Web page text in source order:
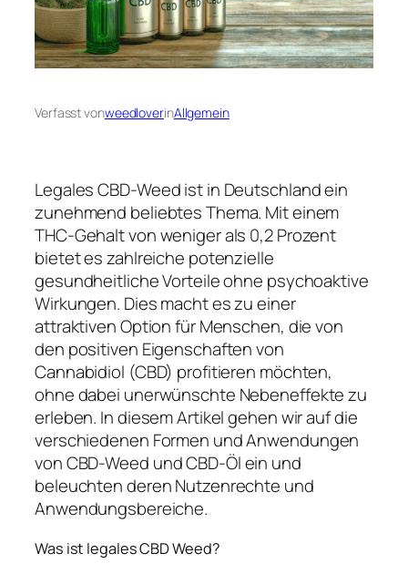
Verfasst vonweedloverinAllgemein
Legales CBD-Weed ist in Deutschland ein
zunehmend beliebtes Thema. Mit einem
THC-Gehalt von weniger als 0,2 Prozent
bietet es zahlreiche potenzielle
gesundheitliche Vorteile ohne psychoaktive
Wirkungen. Dies macht es zu einer
attraktiven Option für Menschen, die von
den positiven Eigenschaften von
Cannabidiol (CBD) profitieren möchten,
ohne dabei unerwünschte Nebeneffekte zu
erleben. In diesem Artikel gehen wir auf die
verschiedenen Formen und Anwendungen
von CBD-Weed und CBD-Öl ein und
beleuchten deren Nutzenrechte und
Anwendungsbereiche.
Was ist legales CBD Weed?